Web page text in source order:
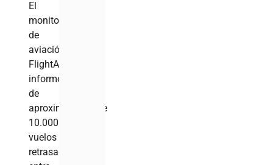
El
monitor
de
aviación
FlightAware
informó
de
aproximadamente
10.000
vuelos
retrasados